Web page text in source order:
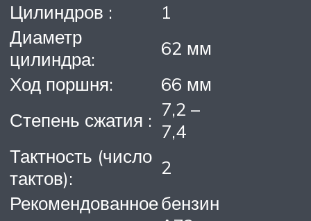
Цилиндров :
1
Диаметр
цилиндра:
62 мм
Ход поршня:
66 мм
Степень сжатия : 7,2 –
7,4
Тактность (число
тактов):
2
Рекомендованноебензин